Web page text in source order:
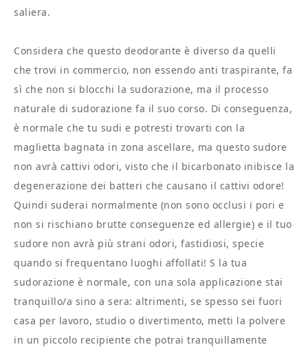
saliera.
Considera che questo deodorante è diverso da quelli
che trovi in commercio, non essendo anti traspirante, fa
sì che non si blocchi la sudorazione, ma il processo
naturale di sudorazione fa il suo corso. Di conseguenza,
è normale che tu sudi e potresti trovarti con la
maglietta bagnata in zona ascellare, ma questo sudore
non avrà cattivi odori, visto che il bicarbonato inibisce la
degenerazione dei batteri che causano il cattivi odore!
Quindi suderai normalmente (non sono occlusi i pori e
non si rischiano brutte conseguenze ed allergie) e il tuo
sudore non avrà più strani odori, fastidiosi, specie
quando si frequentano luoghi affollati! S la tua
sudorazione è normale, con una sola applicazione stai
tranquillo/a sino a sera: altrimenti, se spesso sei fuori
casa per lavoro, studio o divertimento, metti la polvere
in un piccolo recipiente che potrai tranquillamente